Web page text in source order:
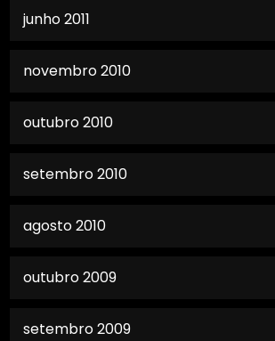
junho 2011
novembro 2010
outubro 2010
setembro 2010
agosto 2010
outubro 2009
setembro 2009